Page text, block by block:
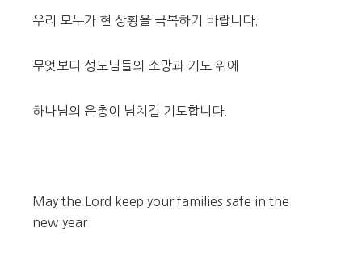
우리 모두가 현 상황을 극복하기 바랍니다.
무엇보다 성도님들의 소망과 기도 위에
하나님의 은총이 넘치길 기도합니다.
May the Lord keep your families safe in the
new year